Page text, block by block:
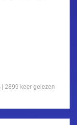
| 2899 keer gelezen